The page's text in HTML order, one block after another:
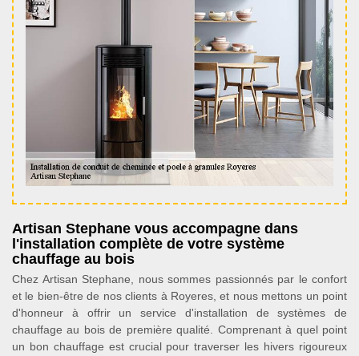
Artisan Stephane vous accompagne dans
l'installation complète de votre système
chauffage au bois
Chez Artisan Stephane, nous sommes passionnés par le confort
et le bien-être de nos clients à Royeres, et nous mettons un point
d'honneur à offrir un service d'installation de systèmes de
chauffage au bois de première qualité. Comprenant à quel point
un bon chauffage est crucial pour traverser les hivers rigoureux